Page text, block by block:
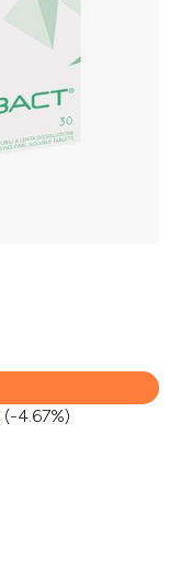
(-4.67%)